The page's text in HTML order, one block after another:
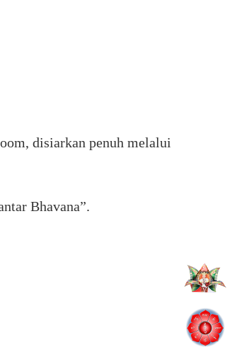
disiarkan penuh melalui
Bhavana”.